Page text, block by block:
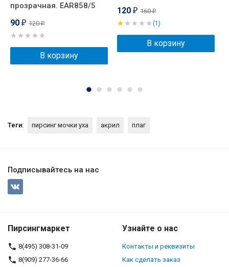
прозрачная. EAR858/5
90 ₽ 120₽
В корзину
120 ₽ 160₽
(1)
В корзину
Теги: пирсинг мочки уха акрил плаг
Подписывайтесь на нас
Пирсингмаркет
8(495) 308-31-09
8(909) 277-36-66
Узнайте о нас
Контакты и реквизиты
Как сделать заказ